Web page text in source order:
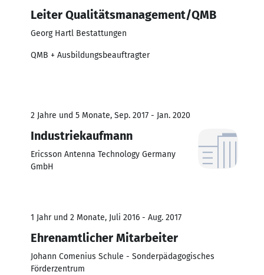
Leiter Qualitätsmanagement/QMB
Georg Hartl Bestattungen
QMB + Ausbildungsbeauftragter
2 Jahre und 5 Monate, Sep. 2017 - Jan. 2020
Industriekaufmann
Ericsson Antenna Technology Germany
GmbH
1 Jahr und 2 Monate, Juli 2016 - Aug. 2017
Ehrenamtlicher Mitarbeiter
Johann Comenius Schule - Sonderpädagogisches
Förderzentrum